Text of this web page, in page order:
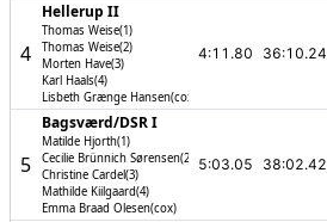
4
Hellerup II
Thomas Weise(1)
Thomas Weise(2)
Morten Have(3)
Karl Haals(4)
Lisbeth Grænge Hansen(cox)
4:11.80 36:10.24
5
Bagsværd/­DSR I
Matilde Hjorth(1)
Cecilie Brünnich Sørensen(2)
Christine Cardel(3)
Mathilde Kiilgaard(4)
Emma Braad Olesen(cox)
5:03.05 38:02.42